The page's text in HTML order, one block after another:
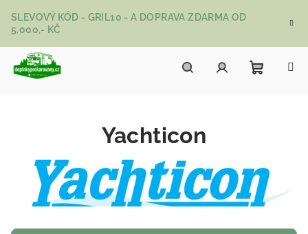
SLEVOVÝ KÓD - GRIL10 - A DOPRAVA ZDARMA OD
5.000,- KČ
Yachticon